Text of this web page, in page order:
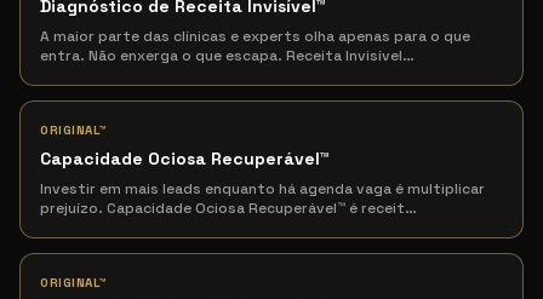
Diagnóstico de Receita Invisível™
A maior parte das clínicas e experts olha apenas para o que
entra. Não enxerga o que escapa. Receita Invisível…
ORIGINAL™
Capacidade Ociosa Recuperável™
Investir em mais leads enquanto há agenda vaga é multiplicar
prejuízo. Capacidade Ociosa Recuperável™ é receit…
ORIGINAL™